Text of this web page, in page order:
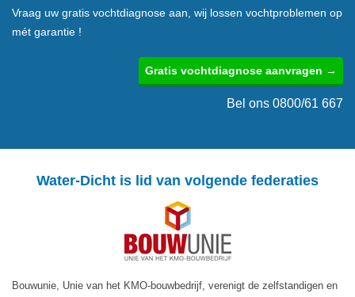
Vraag uw gratis vochtdiagnose aan, wij lossen vochtproblemen op
mét garantie !
Gratis vochtdiagnose aanvragen →
Bel ons 0800/61 667
Water-Dicht is lid van volgende federaties
Bouwunie, Unie van het KMO-bouwbedrijf, verenigt de zelfstandigen en